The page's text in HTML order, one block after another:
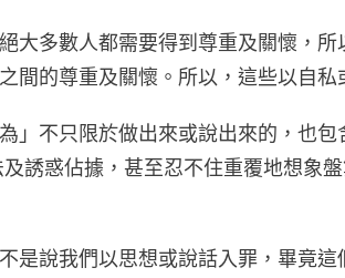
大多數人都需要得到尊重及關懷，
間的尊重及關懷。所以，這些以自
」不只限於做出來或說出來的，也
誘惑佔據，甚至忍不住重覆地想象
是說我們以思想或說話入罪，畢竟